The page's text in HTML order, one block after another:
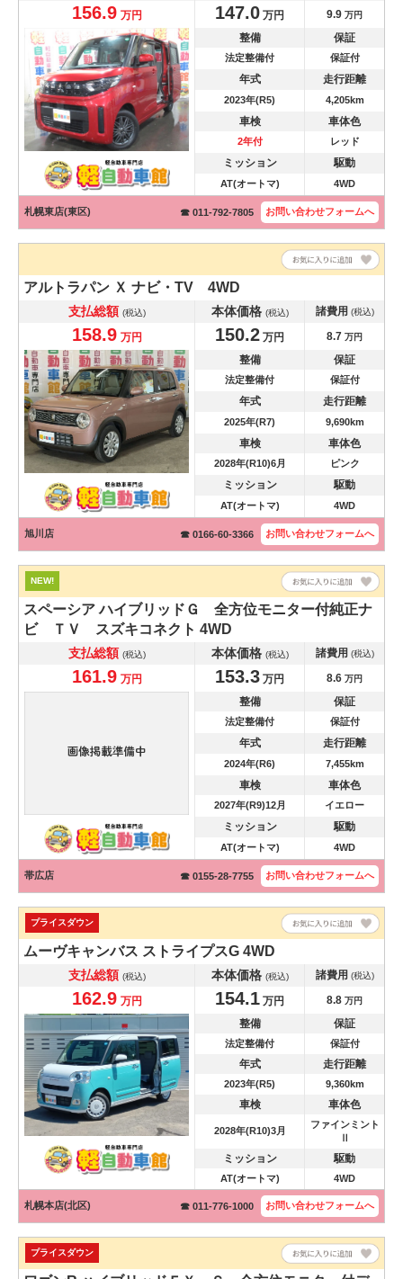
156.9 万円 147.0 万円 9.9 万円
整備 保証
法定整備付 保証付
年式 走行距離
2023年(R5) 4,205km
車検 車体色
2年付 レッド
ミッション 駆動
AT(オートマ) 4WD
札幌東店(東区) ☎ 011-792-7805 お問い合わせフォームへ
アルトラパン Ｘ ナビ・TV 4WD
支払総額 (税込) 本体価格 (税込) 諸費用 (税込)
158.9 万円 150.2 万円 8.7 万円
整備 保証
法定整備付 保証付
年式 走行距離
2025年(R7) 9,690km
車検 車体色
2028年(R10)6月 ピンク
ミッション 駆動
AT(オートマ) 4WD
旭川店 ☎ 0166-60-3366 お問い合わせフォームへ
NEW!
スペーシアハイブリッドＧ 全方位モニター付純正ナ
ビ ＴＶ スズキコネクト 4WD
支払総額 (税込) 本体価格 (税込) 諸費用 (税込)
161.9 万円 153.3 万円 8.6 万円
整備 保証
法定整備付 保証付
年式 走行距離
2024年(R6) 7,455km
車検 車体色
2027年(R9)12月 イエロー
ミッション 駆動
AT(オートマ) 4WD
帯広店 ☎ 0155-28-7755 お問い合わせフォームへ
プライスダウン
ムーヴキャンバス ストライプスG 4WD
支払総額 (税込) 本体価格 (税込) 諸費用 (税込)
162.9 万円 154.1 万円 8.8 万円
整備 保証
法定整備付 保証付
年式 走行距離
2023年(R5) 9,360km
車検 車体色
2028年(R10)3月
ファインミント
Ⅱ
ミッション 駆動
AT(オートマ) 4WD
札幌本店(北区) ☎ 011-776-1000 お問い合わせフォームへ
プライスダウン